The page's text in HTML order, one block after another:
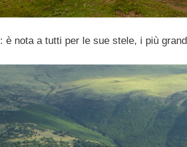
: è nota a tutti per le sue stele, i più